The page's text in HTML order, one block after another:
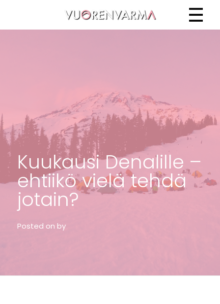
Vuorenvarma
Kuukausi Denalille –
ehtiikö vielä tehdä
jotain?
Posted on by